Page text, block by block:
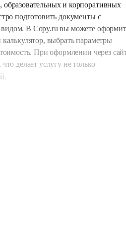
и корпоративных
подготовить документы с
В Copy.ru вы можете
выбрать параметры
При оформлении через
делает услугу не только
сроки
ключевую роль при подготовке к
В Copy.ru доступна срочная